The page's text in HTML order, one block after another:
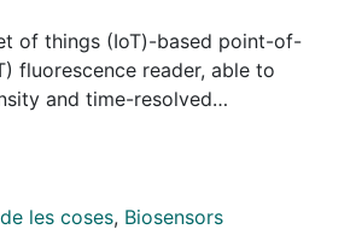
of things (IoT)-based point-of-
fluorescence reader, able to
and time-resolved
fluorescent tags, is
in low-resource and remote
versatile performance and yet
les coses, Biosensors